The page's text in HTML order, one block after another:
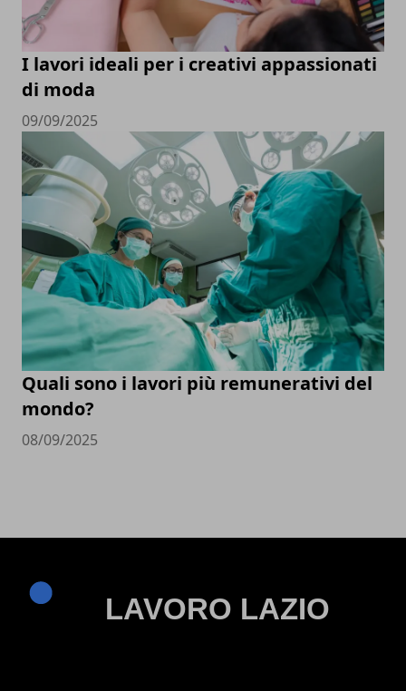
I lavori ideali per i creativi appassionati
di moda
09/09/2025
Quali sono i lavori più remunerativi del
mondo?
08/09/2025